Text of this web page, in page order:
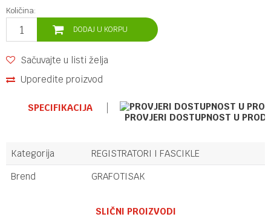
Količina:
DODAJ U KORPU
Sačuvajte u listi želja
Uporedite proizvod
SPECIFIKACIJA
PROVJERI DOSTUPNOST U
Kategorija
REGISTRATORI I FASCIKLE
Brend
GRAFOTISAK
SLIČNI PROIZVODI